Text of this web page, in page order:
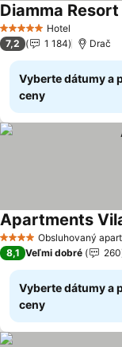
5 Počet hviezdičiek
Hotel
Diamma
7,2 1 184 Drač
Vyberte dátumy a
ceny
4 Počet hviezdičiek
Obsluhovaný
Apartments
8,1 Veľmi dobré 260
Vyberte dátumy a
ceny